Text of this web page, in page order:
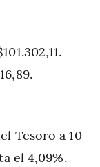
Tesoro a 10
el 4,09%.